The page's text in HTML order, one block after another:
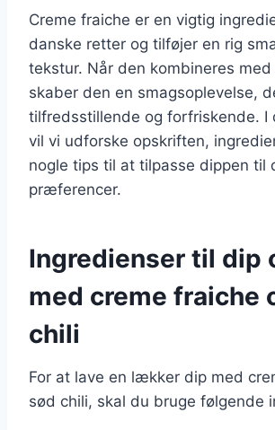
Creme fraiche er en vigtig
danske retter og tilføjer en rig
tekstur. Når den kombineres
skaber den en smagsoplevelse,
tilfredsstillende og forfriskende. I
vil vi udforske opskriften,
nogle tips til at tilpasse dippen til
præferencer.
Ingredienser til dip
med creme fraiche
chili
For at lave en lækker dip med
sød chili, skal du bruge følgende